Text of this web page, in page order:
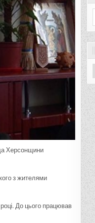
Херсонщини
з жителями
До цього працював